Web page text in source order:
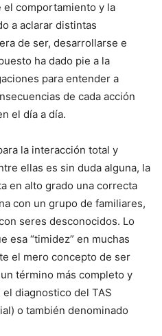
el comportamiento y la
a aclarar distintas
de ser, desarrollarse e
ha dado pie a la
para entender a
de cada acción
el día a día.
la interacción total y
ellas es sin duda alguna, la
en alto grado una correcta
con un grupo de familiares,
seres desconocidos. Lo
esa “timidez” en muchas
el mero concepto de ser
término más completo y
diagnostico del TAS
o también denominado